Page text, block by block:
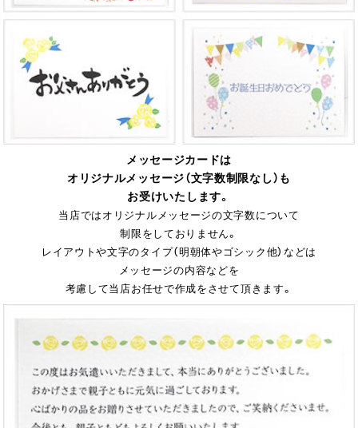
メッセージカードは
オリジナルメッセージ（文字数制限なし）も
お受けいたします。
当店ではオリジナルメッセージの文字数について
制限をしておりません。
レイアウトや文字のタイプ（明朝体やゴシック他）などは
メッセージの内容などを
考慮して当店お任せで作成をさせて頂きます。